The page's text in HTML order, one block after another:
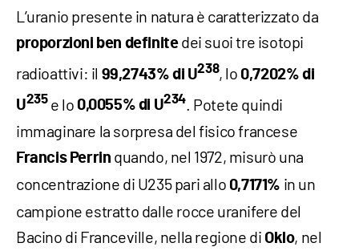
L’uranio presente in natura è caratterizzato da
proporzioni ben definitedei suoi tre isotopi
radioattivi: il 99,2743% di U238, lo 0,7202% di
U235e lo 0,0055% di U234
. Potete quindi
immaginare la sorpresa del fisico francese
Francis Perrin quando, nel 1972, misurò una
concentrazione di U235 pari allo 0,7171% in un
campione estratto dalle rocce uranifere del
Bacino di Franceville, nella regione di Oklo, nel